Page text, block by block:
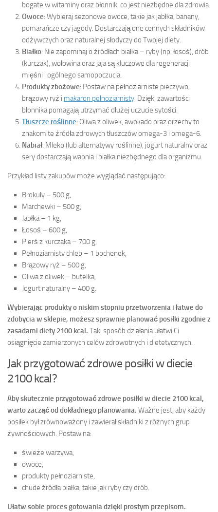
bogate w witaminy oraz błonnik, co jest niezbędne dla zdrowia.
Owoce: Wybieraj sezonowe owoce, takie jak jabłka, banany,
pomarańcze czy jagody. Dostarczają one cennych składników
odżywczych oraz naturalnej słodyczy do Twojej diety.
Białko: Nie zapominaj o źródłach białka – ryby (np. łosoś), drób
(kurczak), wołowina oraz jaja są kluczowe dla regeneracji
mięśni i ogólnego samopoczucia.
Produkty zbożowe: Postaw na pełnoziarniste pieczywo,
brązowy ryż i makaron pełnoziarnisty. Dzięki zawartości
błonnika pomagają utrzymać dłużej uczucie sytości.
Tłuszcze roślinne: Oliwa z oliwek, awokado oraz orzechy to
znakomite źródła zdrowych tłuszczów omega-3 i omega-6.
Nabiał: Mleko (lub alternatywy roślinne), jogurt naturalny oraz
sery dostarczają wapnia i białka niezbędnego dla organizmu.
Przykład listy zakupów może wyglądać następująco:
Brokuły – 500 g,
Marchewki – 500 g,
Jabłka – 1 kg,
Łosoś – 600 g,
Pierś z kurczaka – 700 g,
Pełnoziarnisty chleb – 1 bochenek,
Brązowy ryż – 500 g,
Oliwa z oliwek – butelka,
Jogurt naturalny – 400 g.
Wybierając produkty o niskim stopniu przetworzenia i łatwe do
zdobycia w sklepie, możesz sprawnie planować posiłki zgodnie z
zasadami diety 2100 kcal. Taki sposób działania ułatwi Ci
osiągnięcie zamierzonych celów zdrowotnych i dietetycznych.
Jak przygotować zdrowe posiłki w diecie
2100 kcal?
Aby skutecznie przygotować zdrowe posiłki w diecie 2100 kcal,
warto zacząć od dokładnego planowania. Ważne jest, aby każdy
posiłek był zrównoważony i zawierał składniki z różnych grup
żywnościowych. Postaw na:
świeże warzywa,
owoce,
produkty pełnoziarniste,
chude źródła białka, takie jak ryby czy drób.
Ułatw sobie proces gotowania dzięki prostym przepisom.